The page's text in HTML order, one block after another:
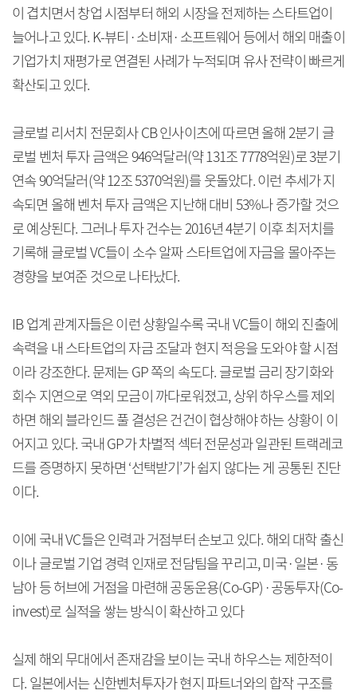
이 겹치면서 창업 시점부터 해외 시장을 전제하는 스타트업이
늘어나고 있다. K-뷰티·소비재·소프트웨어 등에서 해외 매출이
기업가치 재평가로 연결된 사례가 누적되며 유사 전략이 빠르게
확산되고 있다.
글로벌 리서치 전문회사 CB 인사이츠에 따르면 올해 2분기 글
로벌 벤처 투자 금액은 946억달러(약 131조 7778억원)로 3분기
연속 90억달러(약 12조 5370억원)를 웃돌았다. 이런 추세가 지
속되면 올해 벤처 투자 금액은 지난해 대비 53%나 증가할 것으
로 예상된다. 그러나 투자 건수는 2016년 4분기 이후 최저치를
기록해 글로벌 VC들이 소수 알짜 스타트업에 자금을 몰아주는
경향을 보여준 것으로 나타났다.
IB 업계 관계자들은 이런 상황일수록 국내 VC들이 해외 진출에
속력을 내 스타트업의 자금 조달과 현지 적응을 도와야 할 시점
이라 강조한다. 문제는 GP 쪽의 속도다. 글로벌 금리 장기화와
회수 지연으로 역외 모금이 까다로워졌고, 상위 하우스를 제외
하면 해외 블라인드 풀 결성은 건건이 협상해야 하는 상황이 이
어지고 있다. 국내 GP가 차별적 섹터 전문성과 일관된 트랙레코
드를 증명하지 못하면 ‘선택받기’가 쉽지 않다는 게 공통된 진단
이다.
이에 국내 VC들은 인력과 거점부터 손보고 있다. 해외 대학 출신
이나 글로벌 기업 경력 인재로 전담팀을 꾸리고, 미국·일본·동
남아 등 허브에 거점을 마련해 공동운용(Co-GP)·공동투자(Co-
invest)로 실적을 쌓는 방식이 확산하고 있다
실제 해외 무대에서 존재감을 보이는 국내 하우스는 제한적이
다. 일본에서는 신한벤처투자가 현지 파트너와의 합작 구조를